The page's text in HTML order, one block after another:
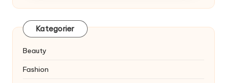
Kategorier
Beauty
Fashion